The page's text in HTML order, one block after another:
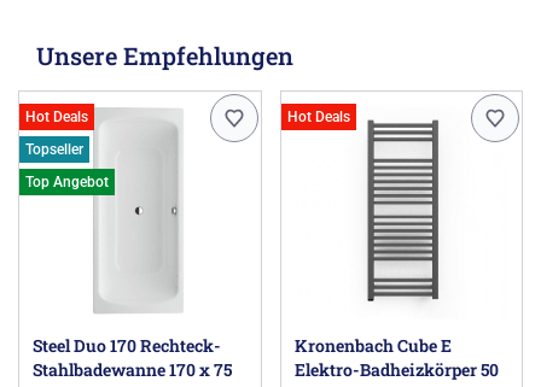
Unsere Empfehlungen
Hot Deals
Topseller
Top Angebot
Steel Duo 170 Rechteck-
Stahlbadewanne 170 x 75
Hot Deals
Kronenbach Cube E
Elektro-Badheizkörper 50